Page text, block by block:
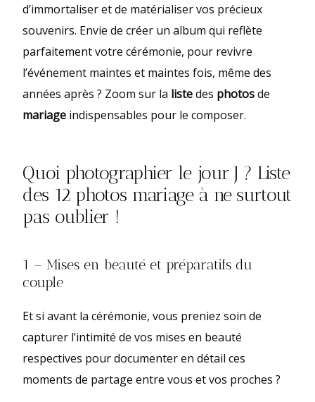
d’immortaliser et de matérialiser vos précieux
souvenirs. Envie de créer un album qui reflète
parfaitement votre cérémonie, pour revivre
l’événement maintes et maintes fois, même des
années après ? Zoom sur la listedes photosde
mariage indispensables pour le composer.
Quoi photographier le jour J ? Liste
des 12 photos mariage à ne surtout
pas oublier !
1 – Mises en beauté et préparatifs du
couple
Et si avant la cérémonie, vous preniez soin de
capturer l’intimité de vos mises en beauté
respectives pour documenter en détail ces
moments de partage entre vous et vos proches ?